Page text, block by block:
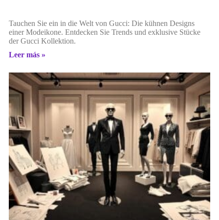
Tauchen Sie ein in die Welt von Gucci: Die kühnen Designs
einer Modeikone. Entdecken Sie Trends und exklusive Stücke
der Gucci Kollektion.
Leer más »